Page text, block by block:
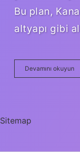
Bu plan,
altyapı gibi
Devamını okuyun
Sitemap